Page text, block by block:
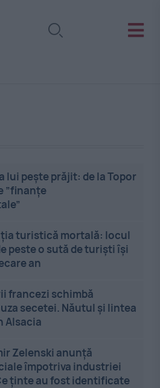
lui pește prăjit: de la Topor
”finanțe
turistică mortală: locul
peste o sută de turiști își
an
francezi schimbă
secetei. Năutul și lintea
Alsacia
Zelenski anunță
împotriva industriei
ținte au fost identificate